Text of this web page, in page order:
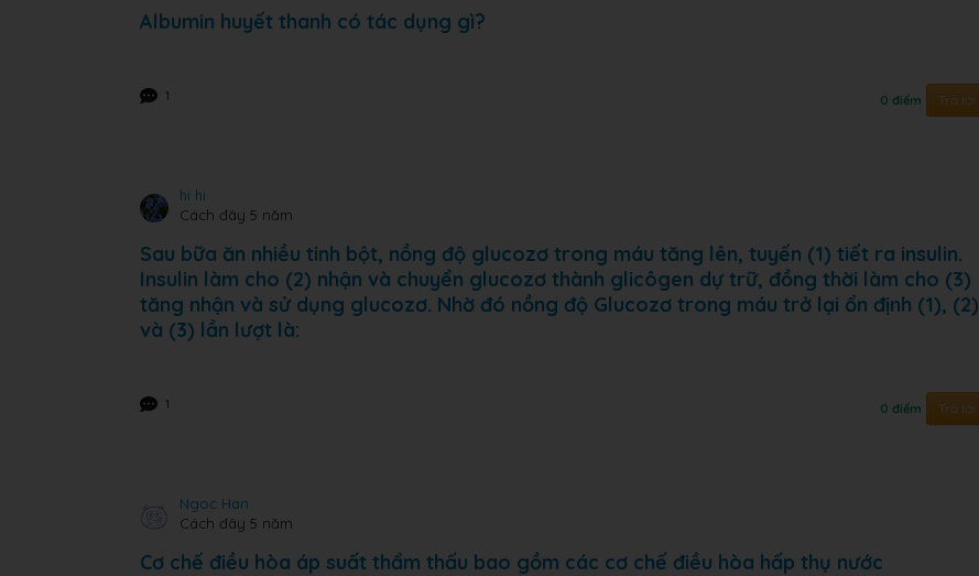
Albumin huyết thanh có tác dụng gì?
1 0 điểm Trả lời
hi hi
Cách đây 5 năm
Sau bữa ăn nhiều tinh bột, nồng độ glucozơ trong máu tăng lên, tuyến (1) tiết ra insulin.
Insulin làm cho (2) nhận và chuyển glucozơ thành glicôgen dự trữ, đồng thời làm cho (3)
tăng nhận và sử dụng glucozơ. Nhờ đó nồng độ Glucozơ trong máu trở lại ổn định (1), (2)
và (3) lần lượt là:
1 0 điểm Trả lời
Ngoc Han
Cách đây 5 năm
Cơ chế điều hòa áp suất thẩm thấu bao gồm các cơ chế điều hòa hấp thụ nước